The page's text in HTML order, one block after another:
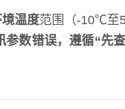
温度范围（-10℃至
数错误，遵循“先